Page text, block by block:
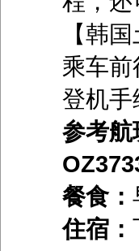
【韩
乘车
登机手
参考
餐食：
住宿：